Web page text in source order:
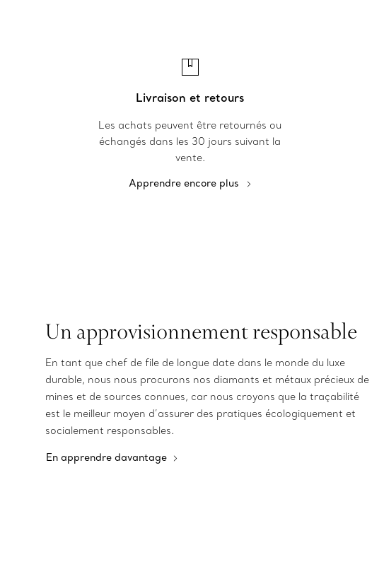
Livraison et retours
Les achats peuvent être retournés ou
échangés dans les 30 jours suivant la
vente.
Apprendre encore plus
Un approvisionnement responsable
En tant que chef de file de longue date dans le monde du luxe
durable, nous nous procurons nos diamants et métaux précieux de
mines et de sources connues, car nous croyons que la traçabilité
est le meilleur moyen d’assurer des pratiques écologiquement et
socialement responsables.
En apprendre davantage